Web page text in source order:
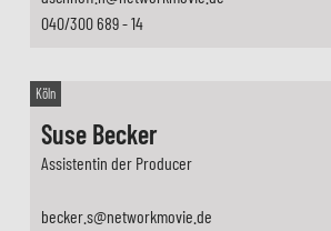
040/300 689 - 14
Köln
Suse Becker
Assistentin der Producer
becker.s@networkmovie.de